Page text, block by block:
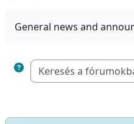
General news and